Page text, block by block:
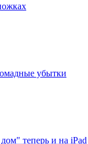
убытки
теперь и на iPad